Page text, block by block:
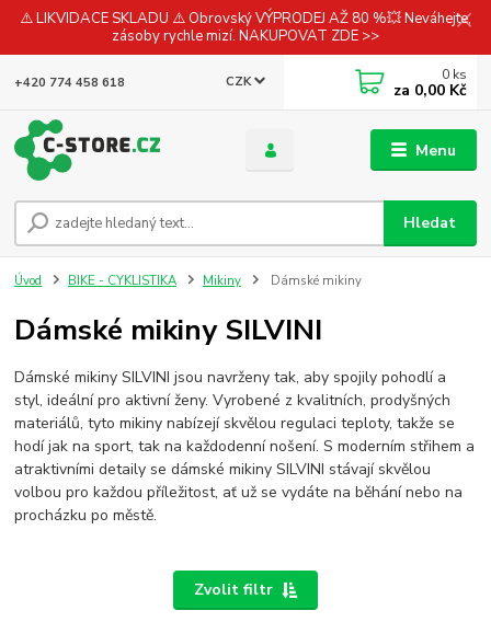
⚠️ LIKVIDACE SKLADU ⚠️ Obrovský VÝPRODEJ AŽ 80 %💥 Neváhejte,
zásoby rychle mizí. NAKUPOVAT ZDE >>
Menu
CZK
Hledat
+420 774 458 618 0 ks
za 0,00 Kč
Úvod BIKE - CYKLISTIKA Mikiny Dámské mikiny
Dámské mikiny SILVINI
Dámské mikiny SILVINI jsou navrženy tak, aby spojily pohodlí a
styl, ideální pro aktivní ženy. Vyrobené z kvalitních, prodyšných
materiálů, tyto mikiny nabízejí skvělou regulaci teploty, takže se
hodí jak na sport, tak na každodenní nošení. S moderním střihem a
atraktivními detaily se dámské mikiny SILVINI stávají skvělou
volbou pro každou příležitost, ať už se vydáte na běhání nebo na
procházku po městě.
Zvolit filtr